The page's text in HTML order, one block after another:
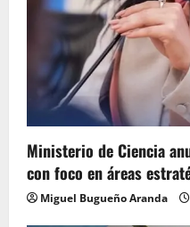
Ministerio de Ciencia
con foco en áreas
Miguel Bugueño Aranda